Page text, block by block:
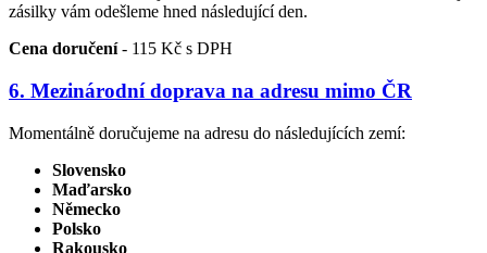
zásilky vám odešleme hned následující den.
Cena doručení- 115 Kč s DPH
6. Mezinárodní doprava na adresu mimo ČR
Momentálně doručujeme na adresu do následujících zemí:
Slovensko
Maďarsko
Německo
Polsko
Rakousko